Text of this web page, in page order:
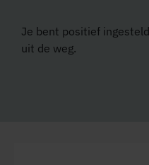
Je bent positief
uit de weg.